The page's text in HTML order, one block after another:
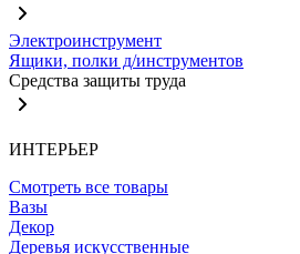
Электроинструмент
Ящики, полки д/инструментов
Средства защиты труда
ИНТЕРЬЕР
Смотреть все товары
Вазы
Декор
Деревья искусственные